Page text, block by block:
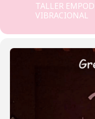
TALLER
VIBRACIONAL